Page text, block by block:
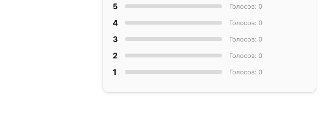
5 Голосов: 0
4 Голосов: 0
3 Голосов: 0
2 Голосов: 0
1 Голосов: 0